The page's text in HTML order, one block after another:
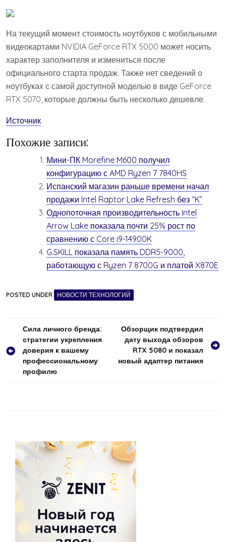
На текущий момент стоимость ноутбуков с мобильными
видеокартами NVIDIA GeForce RTX 5000 может носить
характер заполнителя и измениться после
официального старта продаж. Также нет сведений о
ноутбуках с самой доступной моделью в виде GeForce
RTX 5070, которые должны быть несколько дешевле.
Источник
Похожие записи:
Мини-ПК Morefine M600 получил
конфигурацию с AMD Ryzen 7 7840HS
Испанский магазин раньше времени начал
продажи Intel Raptor Lake Refresh без “K”
Однопоточная производительность Intel
Arrow Lake показала почти 25% рост по
сравнению с Core i9-14900K
G.SKILL показала память DDR5-9000,
работающую с Ryzen 7 8700G и платой X870E
POSTED UNDER НОВОСТИ ТЕХНОЛОГИЙ
Навигация
по
записям
Сила личного бренда:
стратегии укрепления
доверия к вашему
профессиональному
профилю
Обзорщик подтвердил
дату выхода обзоров
RTX 5080 и показал
новый адаптер питания